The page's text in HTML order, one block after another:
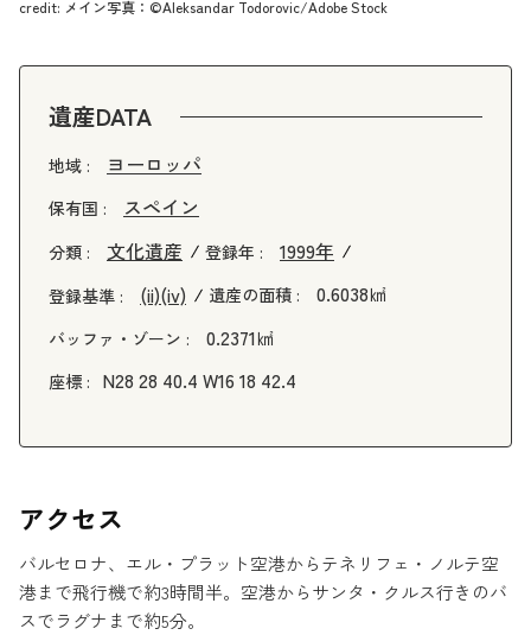
credit: メイン写真：©Aleksandar Todorovic/Adobe Stock
遺産DATA
地域 : ヨーロッパ
保有国 : スペイン
分類 : 文化遺産 登録年 : 1999年
登録基準 : (ii)(iv) 遺産の面積 : 0.6038㎢
バッファ・ゾーン : 0.2371㎢
座標 : N28 28 40.4 W16 18 42.4
アクセス
バルセロナ、エル・プラット空港からテネリフェ・ノルテ空
港まで飛行機で約3時間半。空港からサンタ・クルス行きのバ
スでラグナまで約5分。